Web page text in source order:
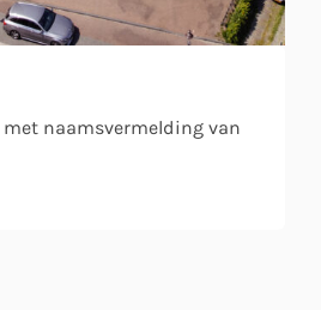
naamsvermelding van